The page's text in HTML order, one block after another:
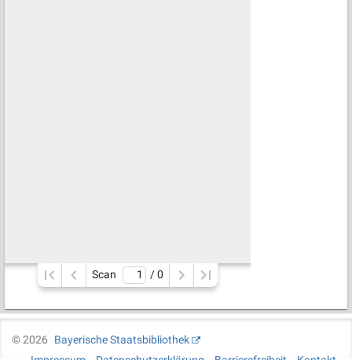
Scan / 0
©2026
Bayerische Staatsbibliothek